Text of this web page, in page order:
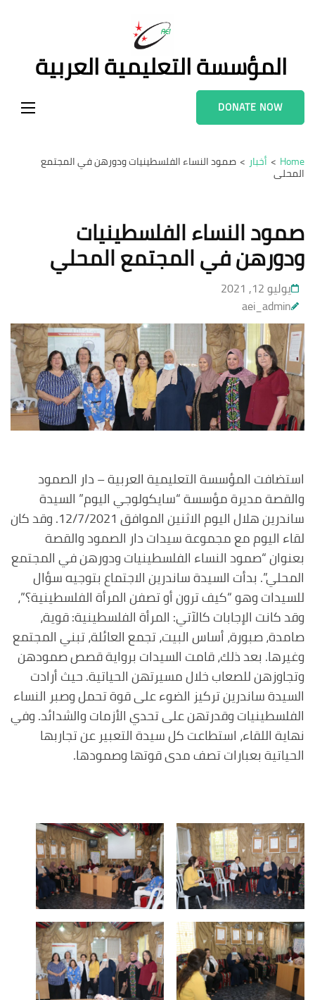
Enter)
المؤسسة التعليمية العربية
DONATE NOW
Home
>أخبار >صمود النساء الفلسطينيات ودورهن في المجتمع
المحلي
صمود النساء الفلسطينيات
ودورهن في المجتمع المحلي
يوليو 12, 2021
aei_admin
استضافت المؤسسة التعليمية العربية – دار الصمود
والقصة مديرة مؤسسة “سايكولوجي اليوم” السيدة
ساندرين هلال اليوم الاثنين الموافق 12/7/2021. وقد كان
لقاء اليوم مع مجموعة سيدات دار الصمود والقصة
بعنوان “صمود النساء الفلسطينيات ودورهن في المجتمع
المحلي”. بدأت السيدة ساندرين الاجتماع بتوجيه سؤال
للسيدات وهو “كيف ترون أو تصفن المرأة الفلسطينية؟”،
وقد كانت الإجابات كالآتي: المرأة الفلسطينية: قوية،
صامدة، صبورة، أساس البيت، تجمع العائلة، تبني المجتمع
وغيرها. بعد ذلك، قامت السيدات برواية قصص صمودهن
وتجاوزهن للصعاب خلال مسيرتهن الحياتية. حيث أرادت
السيدة ساندرين تركيز الضوء على قوة تحمل وصبر النساء
الفلسطينيات وقدرتهن على تحدي الأزمات والشدائد. وفي
نهاية اللقاء، استطاعت كل سيدة التعبير عن تجاربها
الحياتية بعبارات تصف مدى قوتها وصمودها.